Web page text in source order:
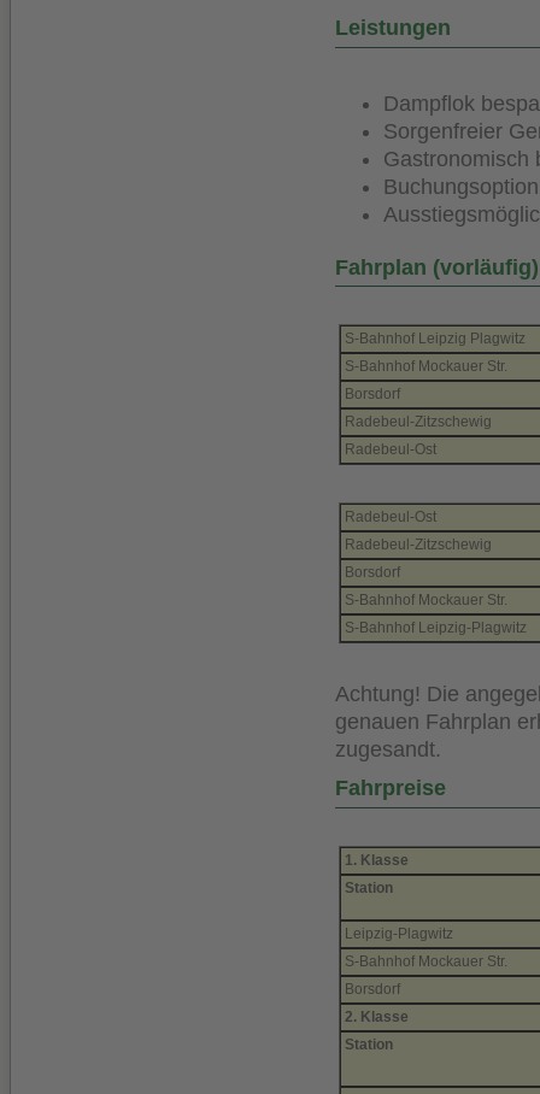
Leistungen
Dampflok
Sorgenfreier
Gastronomisch
Fahrplan (vorläufig)
S-Bahnhof Leipzig Plagwitz
S-Bahnhof Mockauer Str.
Borsdorf
Radebeul-Zitzschewig
Radebeul-Ost
Radebeul-Ost
Radebeul-Zitzschewig
Borsdorf
S-Bahnhof Mockauer Str.
S-Bahnhof Leipzig-Plagwitz
Achtung! Die
genauen Fahrplan
zugesandt.
Fahrpreise
1. Klasse
Station
Leipzig-Plagwitz
S-Bahnhof Mockauer Str.
Borsdorf
2. Klasse
Station